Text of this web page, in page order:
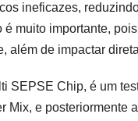
ineficazes,
é muito importante,
além de impactar
SEPSE Chip, é um
Mix, e posteriormente